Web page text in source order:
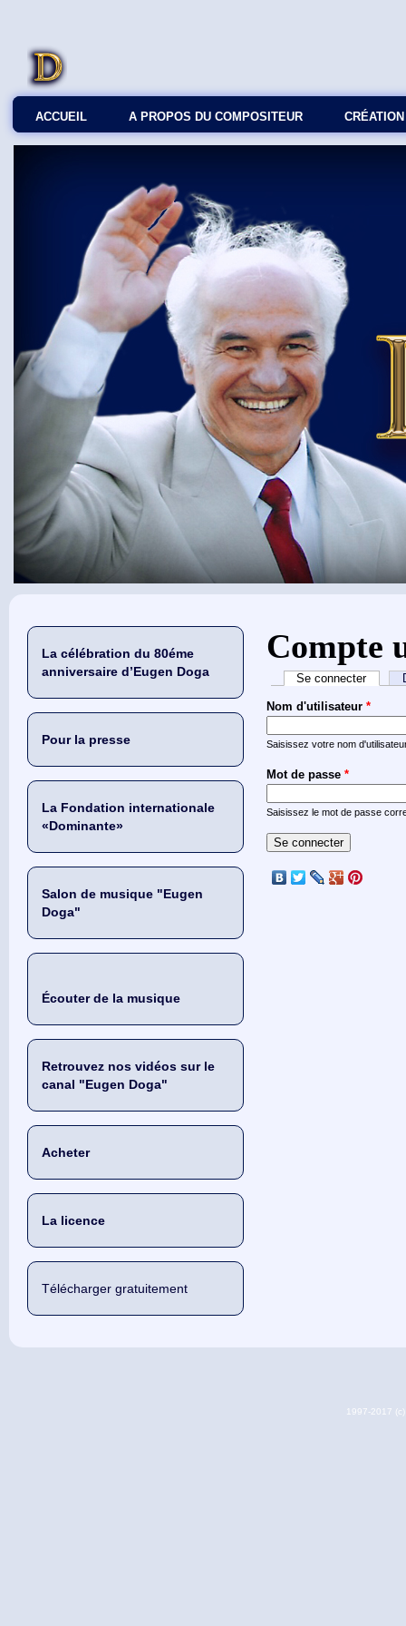
ACCUEIL A PROPOS DU COMPOSITEUR СRÉATION
La célébration du 80éme
anniversaire d’Eugen Doga
Pour la presse
La Fondation internationale
«Dominante»
Salon de musique "Eugen
Doga"
Écouter de la musique
Retrouvez nos vidéos sur le
canal "Eugen Doga"
Acheter
La licence
Télécharger gratuitement
Vous êtes ici
Compte
Onglets
Se connecter(onglet
Nom d'utilisateur*
Saisissez votre nom
Mot de passe*
Saisissez le mot de passe
1997-2017